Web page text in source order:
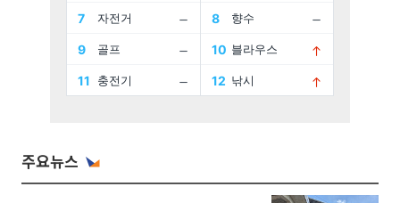
주요뉴스